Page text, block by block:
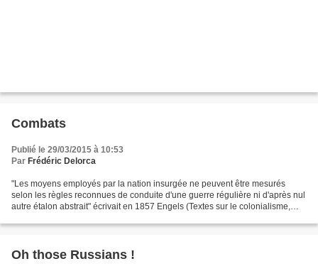
Combats
Publié le 29/03/2015 à 10:53
Par Frédéric Delorca
"Les moyens employés par la nation insurgée ne peuvent être mesurés
selon les règles reconnues de conduite d'une guerre régulière ni d'après nul
autre étalon abstrait" écrivait en 1857 Engels (Textes sur le colonialisme,
Oh those Russians !